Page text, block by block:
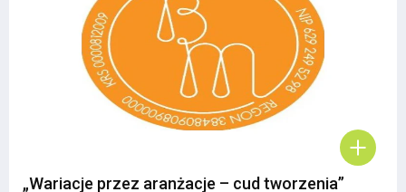
„Wariacje przez aranżacje – cud tworzenia”